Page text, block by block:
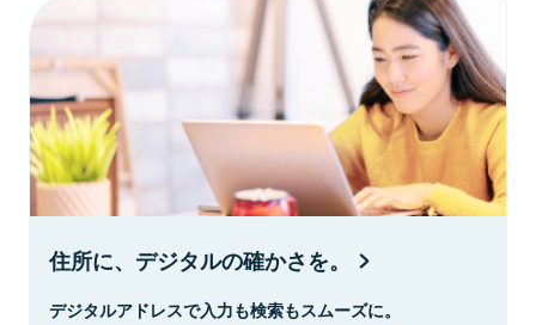
住所に、デジタルの確かさを。
デジタルアドレスで入力も検索もスムーズに。